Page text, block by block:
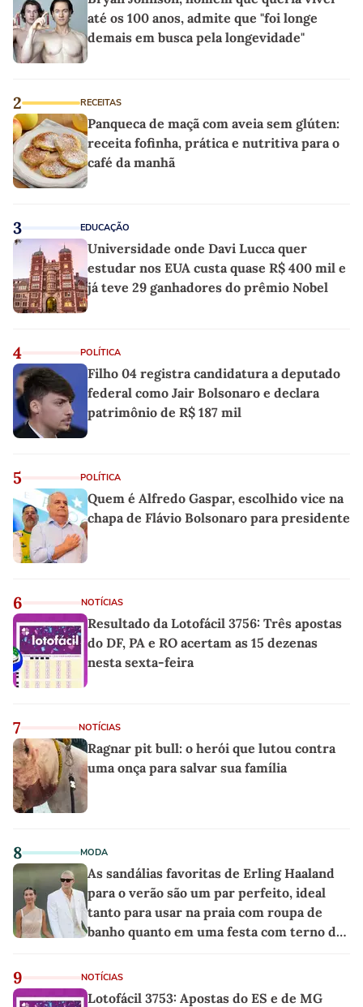
até os 100 anos, admite que "foi longe
demais em busca pela longevidade"
2 RECEITAS
Panqueca de maçã com aveia sem glúten:
receita fofinha, prática e nutritiva para o
café da manhã
3 EDUCAÇÃO
Universidade onde Davi Lucca quer
estudar nos EUA custa quase R$ 400 mil e
já teve 29 ganhadores do prêmio Nobel
4 POLÍTICA
Filho 04 registra candidatura a deputado
federal como Jair Bolsonaro e declara
patrimônio de R$ 187 mil
5 POLÍTICA
Quem é Alfredo Gaspar, escolhido vice na
chapa de Flávio Bolsonaro para presidente
6 NOTÍCIAS
Resultado da Lotofácil 3756: Três apostas
do DF, PA e RO acertam as 15 dezenas
nesta sexta-feira
7 NOTÍCIAS
Ragnar pit bull: o herói que lutou contra
uma onça para salvar sua família
8 MODA
As sandálias favoritas de Erling Haaland
para o verão são um par perfeito, ideal
tanto para usar na praia com roupa de
banho quanto em uma festa com terno de
9 NOTÍCIAS
Lotofácil 3753: Apostas do ES e de MG